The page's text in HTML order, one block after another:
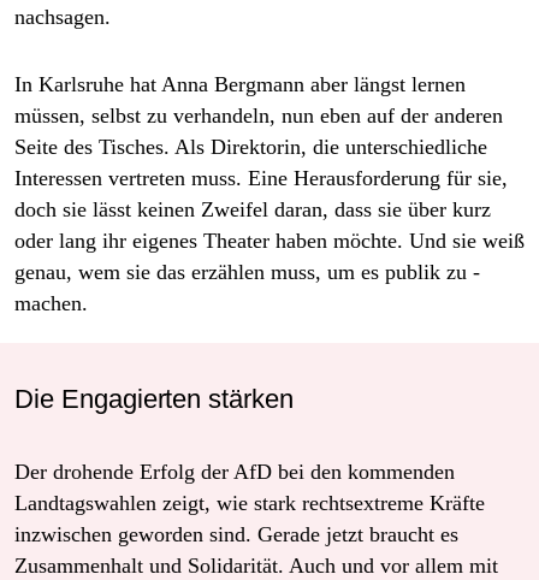
nachsagen.
In Karlsruhe hat Anna Bergmann aber längst lernen
müssen, selbst zu verhandeln, nun eben auf der anderen
Seite des Tisches. Als Direktorin, die unterschiedliche
Interessen vertreten muss. Eine Herausforderung für sie,
doch sie lässt keinen Zweifel daran, dass sie über kurz
oder lang ihr eigenes ­Theater haben möchte. Und sie weiß
genau, wem sie das erzählen muss, um es publik zu ­
machen.
Die Engagierten stärken
Der drohende Erfolg der AfD bei den kommenden
Landtagswahlen zeigt, wie stark rechtsextreme Kräfte
inzwischen geworden sind. Gerade jetzt braucht es
Zusammenhalt und Solidarität. Auch und vor allem mit